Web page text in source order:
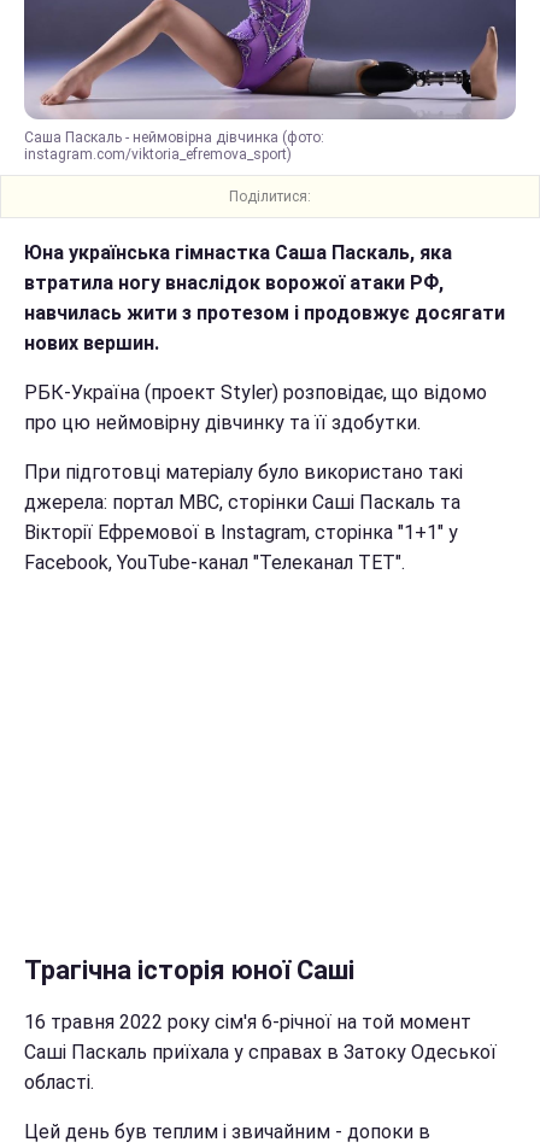
Саша Паскаль - неймовірна дівчинка (фото:
instagram.com/viktoria_efremova_sport)
Поділитися:
Юна українська гімнастка Саша Паскаль, яка
втратила ногу внаслідок ворожої атаки РФ,
навчилась жити з протезом і продовжує досягати
нових вершин.
РБК-Україна (проект Styler) розповідає, що відомо
про цю неймовірну дівчинку та її здобутки.
При підготовці матеріалу було використано такі
джерела: портал МВС, сторінки Саші Паскаль та
Вікторії Ефремової в Instagram, сторінка "1+1" у
Facebook, YouTube-канал "Телеканал ТЕТ".
Трагічна історія юної Саші
16 травня 2022 року сім'я 6-річної на той момент
Саші Паскаль приїхала у справах в Затоку Одеської
області.
Цей день був теплим і звичайним - допоки в